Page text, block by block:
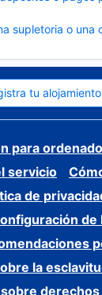
supletoria o una
tu alojamiento
para
servicio
de
de
la